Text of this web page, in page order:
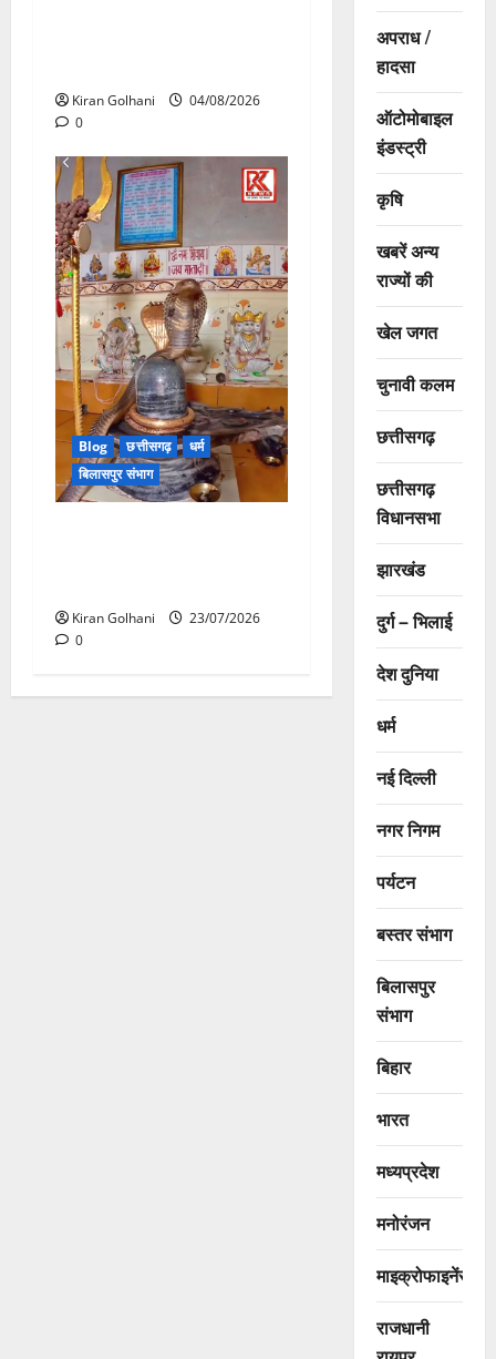
Kiran Golhani
04/08/2026
0
Blog छत्तीसगढ़
धर्म
बिलासपुर संभाग
Kiran Golhani
23/07/2026
0
अपराध /
हादसा
ऑटोमोबाइल
इंडस्ट्री
कृषि
खबरें अन्य
राज्यों की
खेल जगत
चुनावी कलम
छत्तीसगढ़
छत्तीसगढ़
विधानसभा
झारखंड
दुर्ग – भिलाई
देश दुनिया
धर्म
नई दिल्ली
नगर निगम
पर्यटन
बस्तर संभाग
बिलासपुर
संभाग
बिहार
भारत
मध्यप्रदेश
मनोरंजन
माइक्रोफाइनेंस
राजधानी